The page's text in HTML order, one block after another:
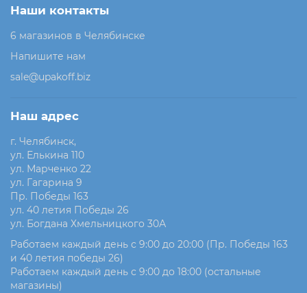
Наши контакты
6 магазинов в Челябинске
Напишите нам
sale@upakoff.biz
Наш адрес
г. Челябинск,
ул. Елькина 110
ул. Марченко 22
ул. Гагарина 9
Пр. Победы 163
ул. 40 летия Победы 26
ул. Богдана Хмельницкого 30А
Работаем каждый день с 9:00 до 20:00 (Пр. Победы 163
и 40 летия победы 26)
Работаем каждый день с 9:00 до 18:00 (остальные
магазины)